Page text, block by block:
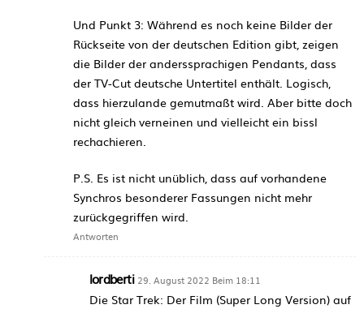
Und Punkt 3: Während es noch keine Bilder der
Rückseite von der deutschen Edition gibt, zeigen
die Bilder der anderssprachigen Pendants, dass
der TV-Cut deutsche Untertitel enthält. Logisch,
dass hierzulande gemutmaßt wird. Aber bitte doch
nicht gleich verneinen und vielleicht ein bissl
rechachieren.
P.S. Es ist nicht unüblich, dass auf vorhandene
Synchros besonderer Fassungen nicht mehr
zurückgegriffen wird.
Antworten
lordberti 29. August 2022 Beim 18:11
Die Star Trek: Der Film (Super Long Version) auf